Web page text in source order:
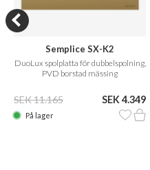
Semplice SX-K2
DuoLux spolplatta för dubbelspolning,
PVD borstad mässing
SEK 11.165 SEK 4.349
På lager